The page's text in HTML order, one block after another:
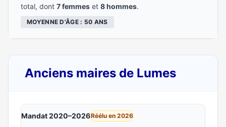
total, dont 7 femmes et 8 hommes.
MOYENNE D'ÂGE : 50 ANS
Anciens maires de Lumes
Mandat 2020–2026Réélu en 2026